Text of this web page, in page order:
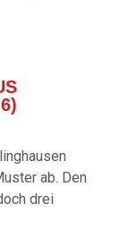
ab. Den
drei